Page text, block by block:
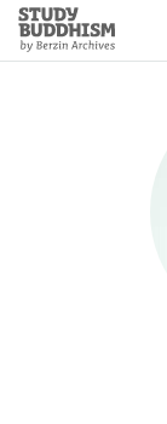
Close
Study
Buddhism